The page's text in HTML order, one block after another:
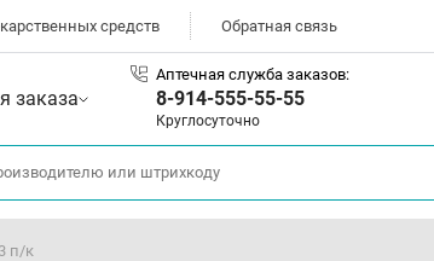
средств Обратная связь
заказа
Аптечная служба заказов:
8-914-555-55-55
Круглосуточно
п/к